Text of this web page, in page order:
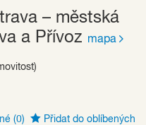
– městská
a Přívoz mapa
(0) Přidat do oblíbených